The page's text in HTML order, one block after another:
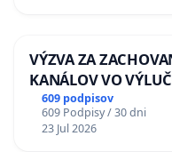
VÝZVA ZA
KANÁLOV VO
KONTROLOU
na riešenie
odvodňovacích
609 podpisov
609 Podpisy / 30 dni
23 Jul 2026